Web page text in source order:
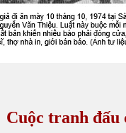
Cuộc tranh đấu